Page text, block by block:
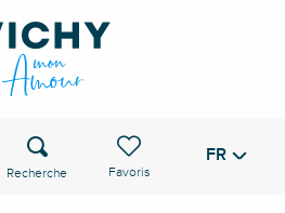
Voir les favoris
Recherche FR